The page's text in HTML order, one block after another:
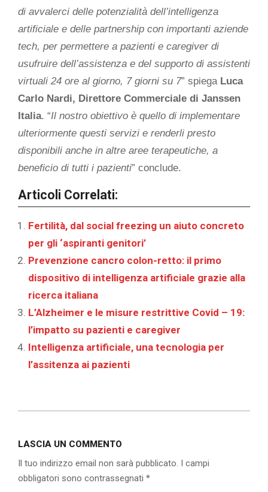
di avvalerci delle potenzialità dell’intelligenza
artificiale e delle partnership con importanti aziende
tech, per permettere a pazienti e caregiver di
usufruire dell’assistenza e del supporto di assistenti
virtuali 24 ore al giorno, 7 giorni su 7” spiega Luca
Carlo Nardi, Direttore Commerciale di Janssen
Italia. “Il nostro obiettivo è quello di implementare
ulteriormente questi servizi e renderli presto
disponibili anche in altre aree terapeutiche, a
beneficio di tutti i pazienti” conclude.
Articoli Correlati:
Fertilità, dal social freezing un aiuto concreto
per gli ‘aspiranti genitori’
Prevenzione cancro colon-retto: il primo
dispositivo di intelligenza artificiale grazie alla
ricerca italiana
L’Alzheimer e le misure restrittive Covid – 19:
l’impatto su pazienti e caregiver
Intelligenza artificiale, una tecnologia per
l’assitenza ai pazienti
02
LASCIA UN COMMENTO
Il tuo indirizzo email non sarà pubblicato. I campi
obbligatori sono contrassegnati *